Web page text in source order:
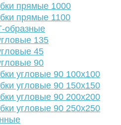
прямые 1000
прямые 1100
образные
135
45
90
угловые 90 100х100
угловые 90 150х150
угловые 90 200х200
угловые 90 250х250